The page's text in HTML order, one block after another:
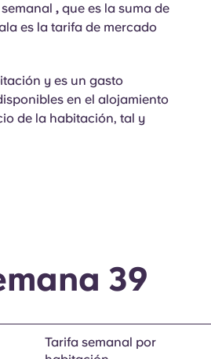
Ponte
semanal , que es la suma de
es la tarifa de mercado
y es un gasto
en el alojamiento
de la habitación, tal y
39
Tarifa semanal por